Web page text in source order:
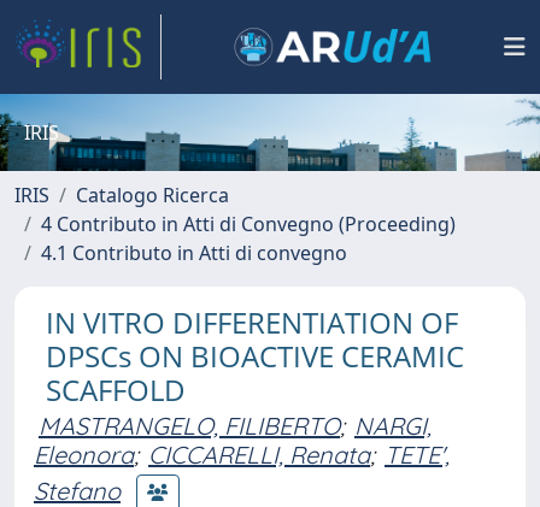
IRIS
IRIS
Catalogo Ricerca
4 Contributo in Atti di Convegno (Proceeding)
4.1 Contributo in Atti di convegno
IN VITRO DIFFERENTIATION OF
DPSCs ON BIOACTIVE CERAMIC
SCAFFOLD
MASTRANGELO, FILIBERTO; NARGI,
Eleonora; CICCARELLI, Renata; TETE',
Stefano